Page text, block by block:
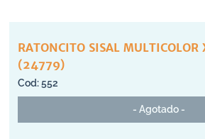
RATONCITO SISAL MULTICOLOR X 3 UNID
(24779)
552
- Agotado -